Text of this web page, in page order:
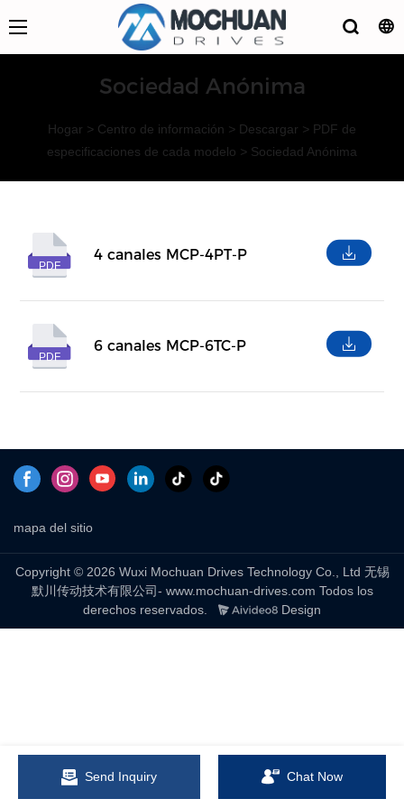
Sociedad Anónima
Hogar > Centro de información > Descargar > PDF de
especificaciones de cada modelo > Sociedad Anónima
PDF
4 canales MCP-4PT-P
PDF
6 canales MCP-6TC-P
mapa del sitio
Copyright © 2026 Wuxi Mochuan Drives Technology Co., Ltd 无锡
默川传动技术有限公司- www.mochuan-drives.com Todos los
derechos reservados.
Design
Send Inquiry Chat Now